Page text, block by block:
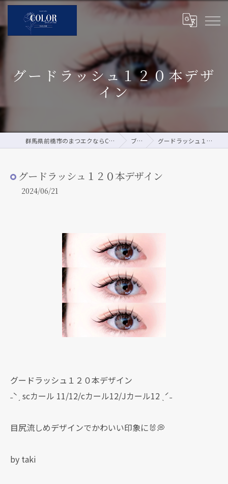
グードラッシュ１２０本デザ
イン
群馬県前橋市のまつエクならCOLOR by pour vous ブログ グードラッシュ１２０本デザイン
グードラッシュ１２０本デザイン
2024/06/21
グードラッシュ１２０本デザイン
˗ˋˏ scカール 11/12/cカール12/Jカール12 ˎˊ˗
目尻流しめデザインでかわいい印象に🐰💭
by taki